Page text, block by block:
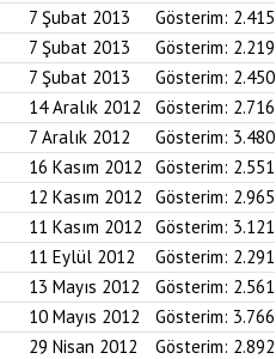
7 Şubat 2013 Gösterim: 2.415
7 Şubat 2013 Gösterim: 2.219
7 Şubat 2013 Gösterim: 2.450
14 Aralık 2012 Gösterim: 2.716
7 Aralık 2012 Gösterim: 3.480
16 Kasım 2012 Gösterim: 2.551
12 Kasım 2012 Gösterim: 2.965
11 Kasım 2012 Gösterim: 3.121
11 Eylül 2012 Gösterim: 2.291
13 Mayıs 2012 Gösterim: 2.561
10 Mayıs 2012 Gösterim: 3.766
29 Nisan 2012 Gösterim: 2.892